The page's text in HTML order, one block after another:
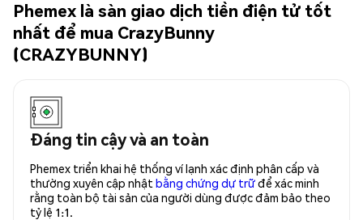
Phemex là sàn giao dịch tiền điện tử tốt
nhất để mua CrazyBunny
(CRAZYBUNNY)
Đáng tin cậy và an toàn
Phemex triển khai hệ thống ví lạnh xác định phân cấp và
thường xuyên cập nhật bằng chứng dự trữđể xác minh
rằng toàn bộ tài sản của người dùng được đảm bảo theo
tỷ lệ 1:1.